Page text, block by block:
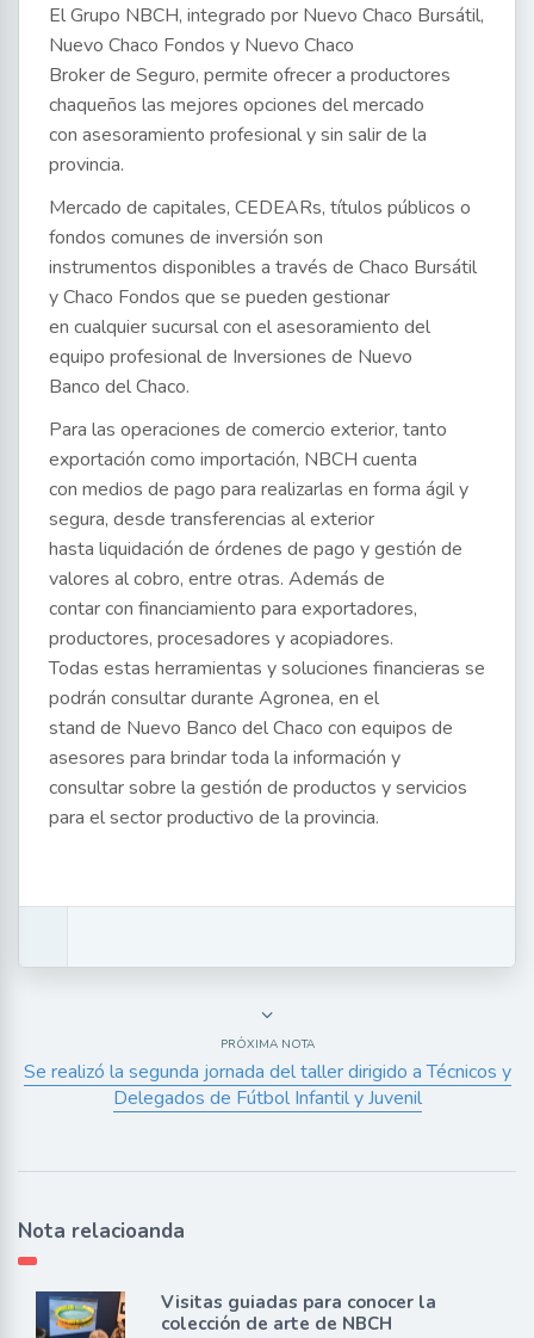
El Grupo NBCH, integrado por Nuevo Chaco Bursátil,
Nuevo Chaco Fondos y Nuevo Chaco
Broker de Seguro, permite ofrecer a productores
chaqueños las mejores opciones del mercado
con asesoramiento profesional y sin salir de la
provincia.
Mercado de capitales, CEDEARs, títulos públicos o
fondos comunes de inversión son
instrumentos disponibles a través de Chaco Bursátil
y Chaco Fondos que se pueden gestionar
en cualquier sucursal con el asesoramiento del
equipo profesional de Inversiones de Nuevo
Banco del Chaco.
Para las operaciones de comercio exterior, tanto
exportación como importación, NBCH cuenta
con medios de pago para realizarlas en forma ágil y
segura, desde transferencias al exterior
hasta liquidación de órdenes de pago y gestión de
valores al cobro, entre otras. Además de
contar con financiamiento para exportadores,
productores, procesadores y acopiadores.
Todas estas herramientas y soluciones financieras se
podrán consultar durante Agronea, en el
stand de Nuevo Banco del Chaco con equipos de
asesores para brindar toda la información y
consultar sobre la gestión de productos y servicios
para el sector productivo de la provincia.
PRÓXIMA NOTA
Se realizó la segunda jornada del taller dirigido a Técnicos y
Delegados de Fútbol Infantil y Juvenil
Nota relacioanda
Visitas guiadas para conocer la
colección de arte de NBCH